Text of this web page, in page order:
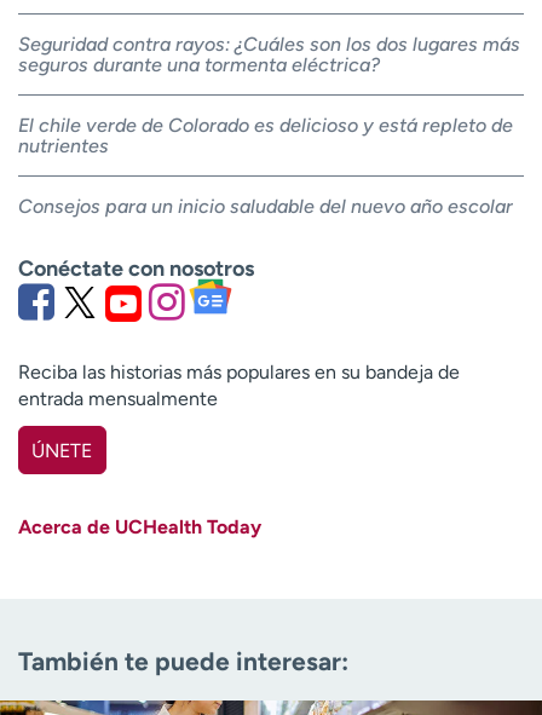
Seguridad contra rayos: ¿Cuáles son los dos lugares más
seguros durante una tormenta eléctrica?
El chile verde de Colorado es delicioso y está repleto de
nutrientes
Consejos para un inicio saludable del nuevo año escolar
Conéctate con nosotros
Reciba las historias más populares en su bandeja de
entrada mensualmente
ÚNETE
Acerca de UCHealth Today
También te puede interesar: